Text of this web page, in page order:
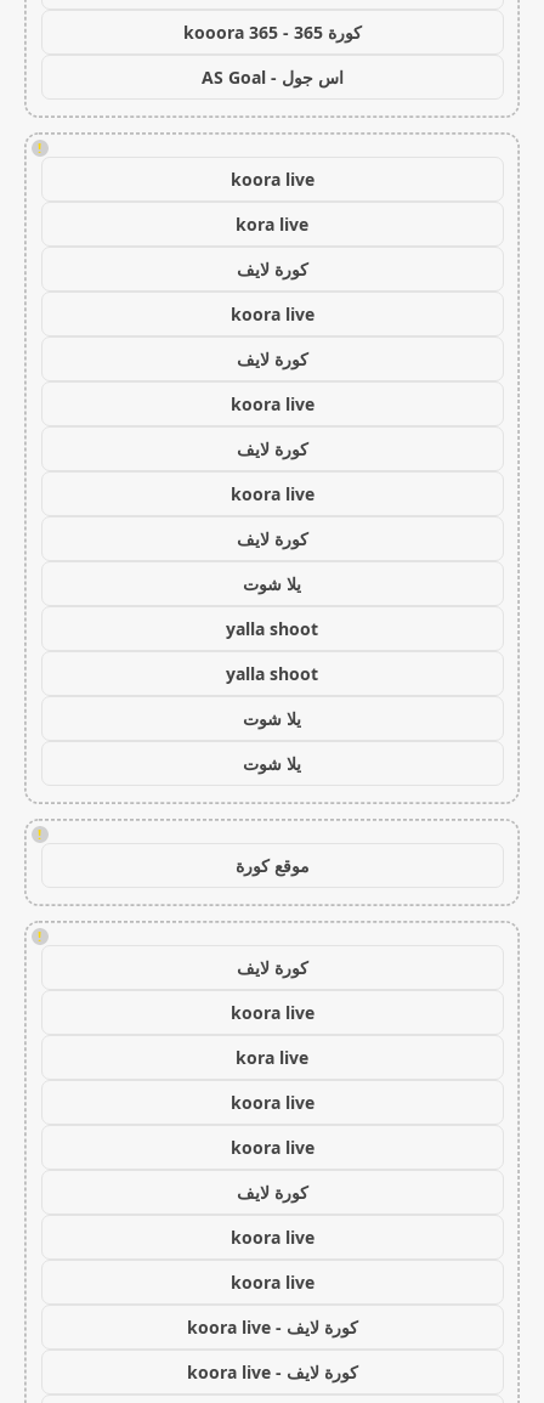
كورة 365 - kooora 365
اس جول - AS Goal
!
koora live
kora live
كورة لايف
koora live
كورة لايف
koora live
كورة لايف
koora live
كورة لايف
يلا شوت
yalla shoot
yalla shoot
يلا شوت
يلا شوت
!
موقع كورة
!
كورة لايف
koora live
kora live
koora live
koora live
كورة لايف
koora live
koora live
كورة لايف - koora live
كورة لايف - koora live